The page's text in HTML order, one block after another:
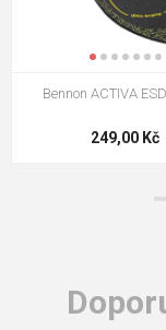
VM Footwear 3009
124,00 Kč